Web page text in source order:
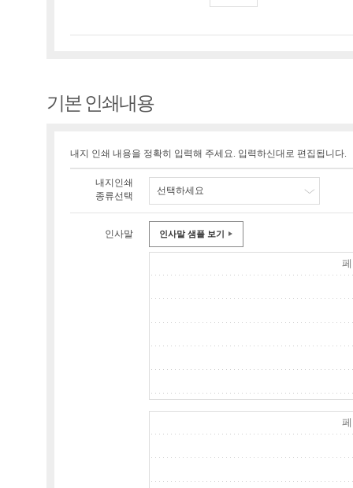
기본 인쇄내용
내지 인쇄 내용을 정확히 입력해 주세요. 입력하신대로 편집됩니다.
내지인쇄
종류선택
선택하세요
인사말 인사말 샘플 보기